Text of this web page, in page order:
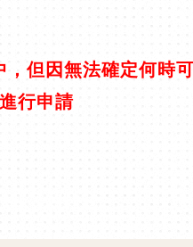
但因無法確定何時
行申請